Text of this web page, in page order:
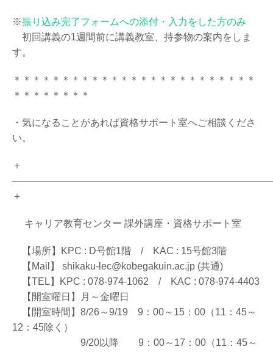
※振り込み完了フォームへの添付・入力をした方のみ
初回講義の1週間前に講義教室、持参物の案内をしま
す。
＊＊＊＊＊＊＊＊＊＊＊＊＊＊＊＊＊＊＊＊＊＊＊＊＊
＊＊＊＊＊＊＊＊
・気になることがあれば資格サポート室へご相談くださ
い。
＋
＋
キャリア教育センター 課外講座・資格サポート室
【場所】KPC : D号館1階 / KAC : 15号館3階
【Mail】 shikaku-lec@kobegakuin.ac.jp (共通)
【TEL】KPC : 078-974-1062 / KAC : 078-974-4403
【開室曜日】月～金曜日
【開室時間】8/26～9/19 9：00～15：00（11：45～
12：45除く）
9/20以降 9：00～17：00（11：45～